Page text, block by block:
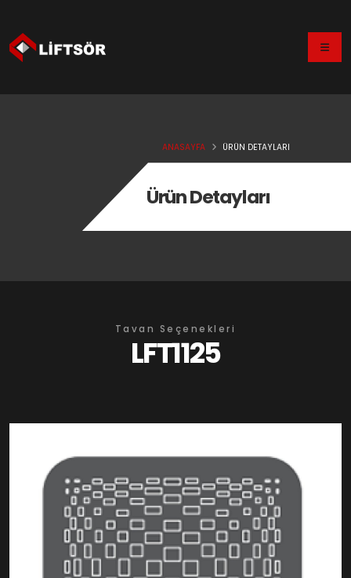
ANASAYFA ÜRÜN DETAYLARI
Ürün Detayları
Tavan Seçenekleri
LFT1125